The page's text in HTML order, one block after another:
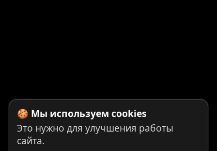
🍪 Мы используем cookies
Это нужно для улучшения работы
сайта.